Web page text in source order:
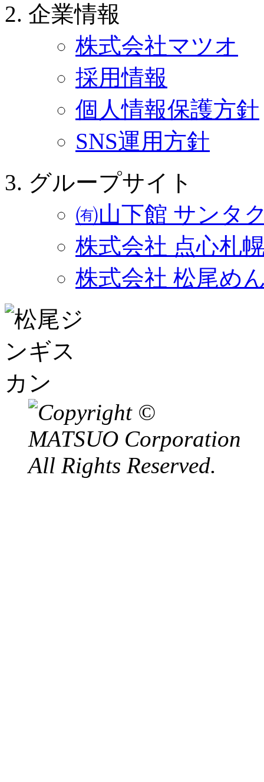
企業情報
株式会社マツオ
採用情報
個人情報保護方針
SNS運用方針
グループサイト
㈲山下館 サンタ
株式会社 点心札
株式会社 松尾め